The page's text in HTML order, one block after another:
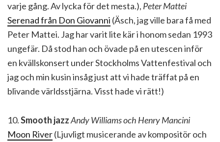
varje gång. Av lycka för det mesta.), Peter Mattei
Serenad från Don Giovanni (Äsch, jag ville bara få med
Peter Mattei. Jag har varit lite kär i honom sedan 1993
ungefär. Då stod han och övade på en utescen inför
en kvällskonsert under Stockholms Vattenfestival och
jag och min kusin insåg just att vi hade träffat på en
blivande världsstjärna. Visst hade vi rätt!)
10.Smooth jazzAndy Williams och Henry Mancini
Moon River(Ljuvligt musicerande av kompositör och